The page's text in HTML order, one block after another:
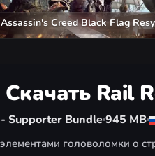
Assassin's Creed Black Flag
Скачать Rail
Supporter Bundle945 MB
головоломки о